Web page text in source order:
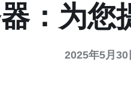
：为您
2025年5月30